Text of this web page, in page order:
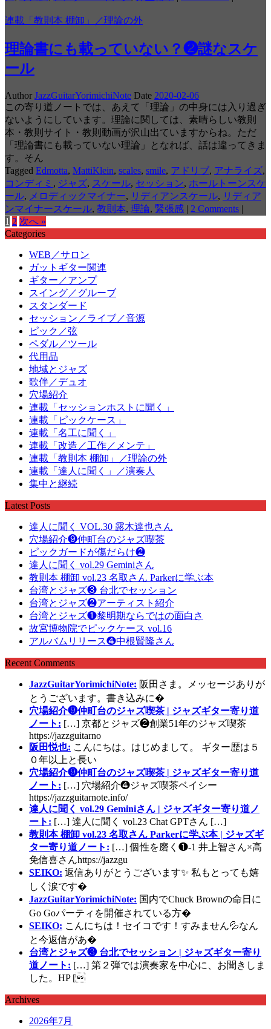
連載「教則本 棚卸」／理論の外
理論書にも載っていない？❷謎なスケ
ール
Author JazzGuitarYorimichiNote Date 2020-02-06
この寄り道ノートでは、あえて「理論」の中身には入り過ぎ
ないようにしています。理論に関しては、素晴らしい教則
本・教則サイト・教則動画が沢山出ていますからね。ただ
「理論書にも載っていない理論」となれば、話は違ってきま
す。そん
Tagged Edmotta, MattiKlein, scales, smile, アドリブ, アナライズ,
コンディミ , ジャズ, スケール, セッション, ホールトーンスケ
ール, メロディックマイナー, リディアンスケール, リディア
ンマイナースケール, 教則本, 理論, 緊張感 | 2 Comments |
1 2 次へ »
Categories
WEB／サロン
ガットギター関連
ギター／アンプ
スイング／グルーブ
スタンダード
セッション／ライブ／音源
ピック／弦
ペダル／ツール
代用品
地域とジャズ
歌伴／デュオ
穴場紹介
連載「セッションホストに聞く」
連載「ピックケース」
連載「名工に聞く」
連載「改造／工作／メンテ」
連載「教則本 棚卸」／理論の外
連載「達人に聞く」／演奏人
集中と継続
Latest Posts
達人に聞く VOL.30 露木達也さん
穴場紹介❾仲町台のジャズ喫茶
ピックガードが傷だらけ❷
達人に聞く vol.29 Geminiさん
教則本 棚卸 vol.23 名取さん Parkerに学ぶ本
台湾とジャズ❸ 台北でセッション
台湾とジャズ❷アーティスト紹介
台湾とジャズ❶黎明期ならではの面白さ
故宮博物院でピックケース vol.16
アルバムリリース❹中根賢隆さん
Recent Comments
JazzGuitarYorimichiNote: 阪田さま。メッセージありが
とうございます。書き込みに�
穴場紹介❾仲町台のジャズ喫茶 | ジャズギター寄り道
ノート: […] 京都とジャズ❷創業51年のジャズ喫茶
https://jazzguitarno
阪田悦也: こんにちは。はじめまして。 ギター歴は５
０年以上と長い
穴場紹介❾仲町台のジャズ喫茶 | ジャズギター寄り道
ノート: […] 穴場紹介❹ジャズ喫茶ベイシー
https://jazzguitarnote.info/
達人に聞く vol.29 Geminiさん | ジャズギター寄り道ノ
ート: […] 達人に聞く vol.23 Chat GPTさん […]
教則本 棚卸 vol.23 名取さん Parkerに学ぶ本 | ジャズギ
ター寄り道ノート: […] 個性を磨く❶-1 井上智さん×高
免信喜さんhttps://jazzgu
SEIKO: 返信ありがとうございます✨ 私もとっても嬉
しく涙です�
JazzGuitarYorimichiNote: 国内でChuck Brownの命日に
Go Goパーティを開催されている方�
SEIKO: こんにちは！セイコです！すみません💦なん
と今返信があ�
台湾とジャズ❸ 台北でセッション | ジャズギター寄り
道ノート: […] 第２弾では演奏家を中心に、お聞きしま
した。HP [
Archives
2026年7月